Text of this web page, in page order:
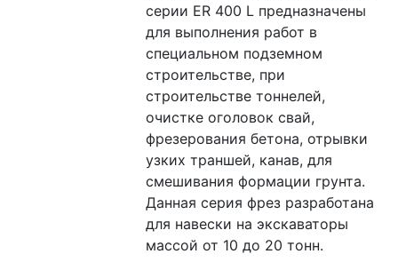
серии ER 400 L предназначены
для выполнения работ в
специальном подземном
строительстве, при
строительстве тоннелей,
очистке оголовок свай,
фрезерования бетона, отрывки
узких траншей, канав, для
смешивания формации грунта.
Данная серия фрез разработана
для навески на экскаваторы
массой от 10 до 20 тонн.